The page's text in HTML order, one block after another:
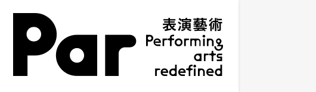
跳到主要內容區塊
網站導覽